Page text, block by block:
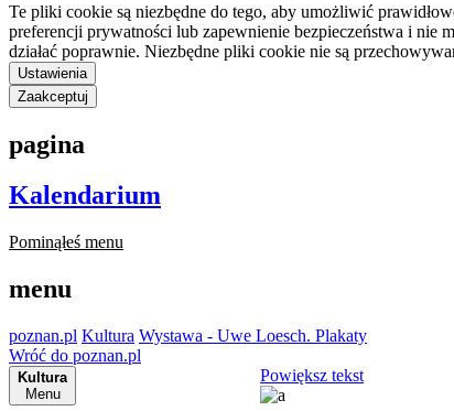
Te pliki cookie są niezbędne do tego, aby umożliwić
preferencji prywatności lub zapewnienie bezpieczeństwa i nie
działać poprawnie. Niezbędne pliki cookie nie są
Ustawienia
Zaakceptuj
pagina
Kalendarium
Pominąłeś menu
menu
poznan.pl Kultura Wystawa - Uwe Loesch. Plakaty
Wróć do poznan.pl
Kultura
Menu
Powiększ tekst